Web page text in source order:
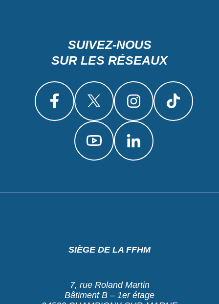
SUIVEZ-NOUS
SUR LES RÉSEAUX
SIÈGE DE LA FFHM
7, rue Roland Martin
Bâtiment B – 1er étage